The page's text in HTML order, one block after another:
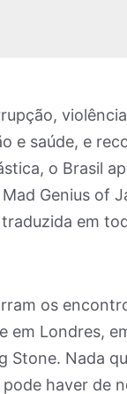
e saúde, e
o Brasil
Genius of
em
os
em Londres,
Stone. Nada
pode haver de